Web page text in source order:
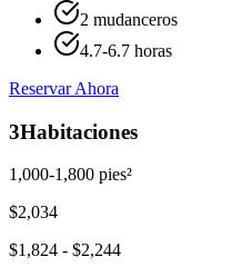
2 mudanceros
4.7-6.7 horas
Reservar Ahora
3Habitaciones
1,000-1,800 pies²
$2,034
$1,824 - $2,244